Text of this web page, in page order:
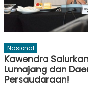
Nasional
Kawendra
Lumajang dan
Persaudaraan!